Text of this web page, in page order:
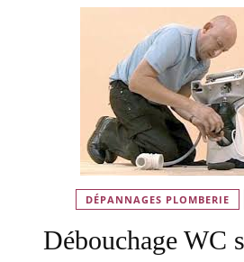
DÉPANNAGES PLOMBERIE
Débouchage WC